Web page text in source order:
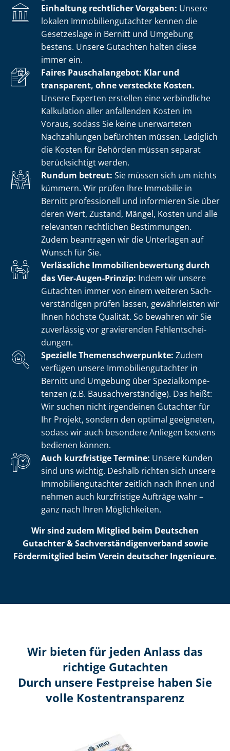
Einhaltung rechtlicher Vorgaben: Unsere
lokalen Im­mo­bi­li­en­gut­ach­ter kennen die
Gesetzeslage in Bernitt und Umgebung
bestens. Unsere Gutachten halten diese
immer ein.
Faires Pauschalangebot: Klar und
transparent, ohne versteckte Kosten.
Unsere Experten erstellen eine verbindliche
Kalkulation aller anfallenden Kosten im
Voraus, sodass Sie keine unerwarteten
Nachzahlungen befürchten müssen. Lediglich
die Kosten für Behörden müssen separat
berücksichtigt werden.
Rundum betreut: Sie müssen sich um nichts
kümmern. Wir prüfen Ihre Immobilie in
Bernitt professionell und informieren Sie über
deren Wert, Zustand, Mängel, Kosten und alle
relevanten rechtlichen Bestimmungen.
Zudem beantragen wir die Unterlagen auf
Wunsch für Sie.
Verlässliche Im­mo­bi­li­en­be­wer­tung durch
das Vier-Augen-Prinzip: Indem wir unsere
Gutachten immer von einem weiteren Sach­
ver­stän­di­gen prüfen lassen, gewährleisten wir
Ihnen höchste Qualität. So bewahren wir Sie
zuverlässig vor gravierenden Fehl­ent­schei­
dun­gen.
Spezielle The­men­schwer­punk­te: Zudem
verfügen unsere Im­mo­bi­li­en­gut­ach­ter in
Bernitt und Umgebung über Spe­zi­al­kom­pe­
ten­zen (z.B. Bau­sach­ver­stän­di­ge). Das heißt:
Wir suchen nicht irgendeinen Gutachter für
Ihr Projekt, sondern den optimal geeigneten,
sodass wir auch besondere Anliegen bestens
bedienen können.
Auch kurzfristige Termine: Unsere Kunden
sind uns wichtig. Deshalb richten sich unsere
Im­mo­bi­li­en­gut­ach­ter zeitlich nach Ihnen und
nehmen auch kurzfristige Aufträge wahr –
ganz nach Ihren Möglichkeiten.
Wir sind zudem Mitglied beim Deutschen
Gutachter & Sach­ver­stän­di­gen­ver­band sowie
Fördermitglied beim Verein deutscher Ingenieure.
Wir bieten für jeden Anlass das
richtige Gutachten
Durch unsere Festpreise haben Sie
volle Kosten­transparenz